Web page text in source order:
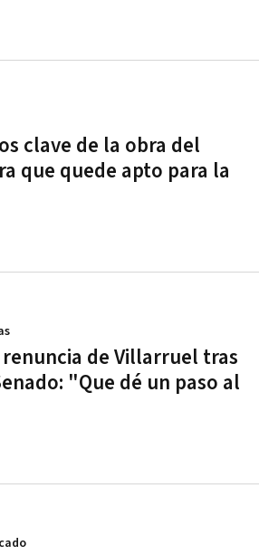
clave de la obra del
que quede apto para la
de Villarruel tras
"Que dé un paso al